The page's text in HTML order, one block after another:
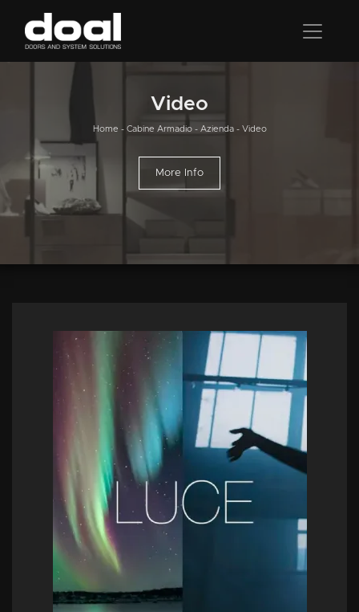
Video
Home - Cabine Armadio- Azienda- Video
More Info